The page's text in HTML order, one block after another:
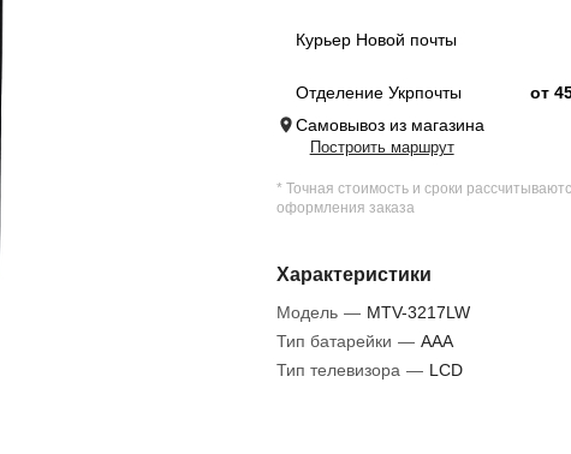
Курьер Новой почты
Отделение Укрпочты
от
Самовывоз из магазина
Построить маршрут
* Точная стоимость и сроки
оформления заказа
Характеристики
Модель — MTV-3217LW
Тип батарейки — AAA
Тип телевизора — LCD